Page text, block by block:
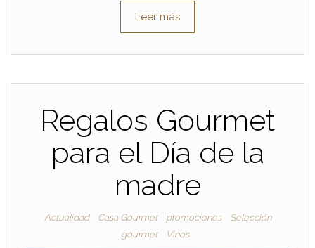
Leer más
Regalos Gourmet
para el Día de la
madre
Actualidad Casa Gourmet promociones
Selección
gourmet
Vinos